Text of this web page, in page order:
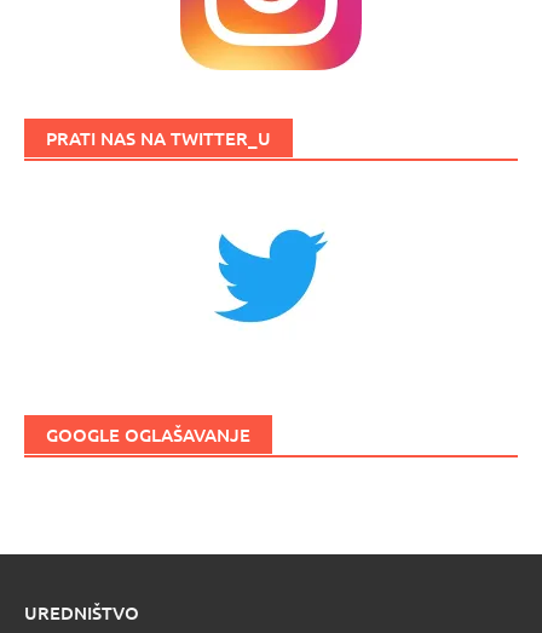
PRATI NAS NA TWITTER_U
GOOGLE OGLAŠAVANJE
UREDNIŠTVO